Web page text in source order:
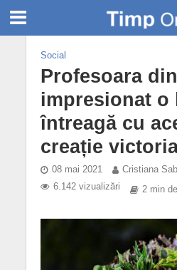
Social
Profesoara
impresionat o
întreagă cu
creație
08 mai 2021
Cristiana
6.142 vizualizări
2 min